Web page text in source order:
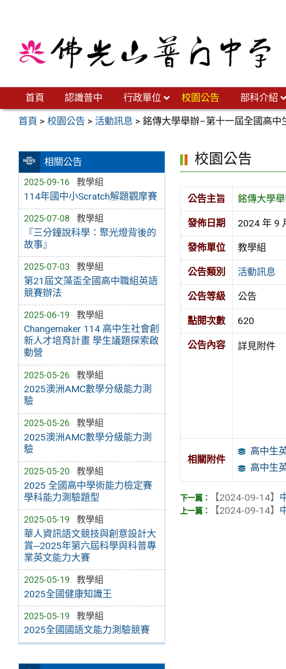
首頁 認識普中 行政單位 校園公告 部科介紹
首頁 >校園公告 > 活動訊息 >銘傳大學舉辦–第十一屆全國高
相關公告
2025-09-16 教學組
114年國中小Scratch解題觀摩賽
2025-07-08 教學組
『三分鐘說科學：聚光燈背後的
故事』
2025-07-03 教學組
第21屆文藻盃全國高中職組英語
競賽辦法
2025-06-19 教學組
Changemaker 114 高中生社會創
新人才培育計畫 學生議題探索啟
動營
2025-05-26 教學組
2025澳洲AMC數學分級能力測
驗
2025-05-26 教學組
2025澳洲AMC數學分級能力測
驗
2025-05-20 教學組
2025 全國高中學術能力檢定賽
學科能力測驗題型
2025-05-19 教學組
華人資訊語文競技與創意設計大
賞─2025年第六屆科學與科普專
業英文能力大賽
2025-05-19 教學組
2025全國健康知識王
2025-05-19 教學組
2025全國國語文能力測驗競賽
校園公告
公告主旨 銘傳大學
發佈日期 2024 年 9
發佈單位 教學組
公告類別 活動訊息
公告等級 公告
點閱次數 620
公告內容 詳見附件
相關附件
高中生
高中生
【2024-09-14】
【2024-09-14】